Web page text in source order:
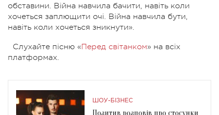
обставини. Війна навчила бачити, навіть коли
хочеться заплющити очі. Війна навчила бути,
навіть коли хочеться зникнути».
Слухайте пісню «Перед світанком» на всіх
платформах.
ШОУ-БІЗНЕС
Позитив розповів про стосунки